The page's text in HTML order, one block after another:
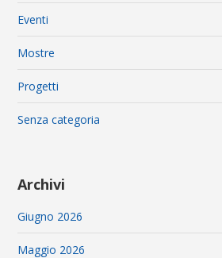
Eventi
Mostre
Progetti
Senza categoria
Archivi
Giugno 2026
Maggio 2026